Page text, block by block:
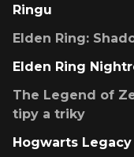
Ringu
Elden Ring:
Elden Ring
The Legend of
tipy a triky
Hogwarts